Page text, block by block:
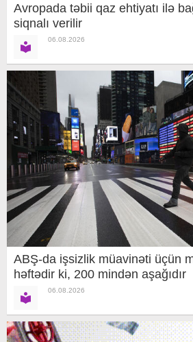
Avropada təbii qaz ehtiyatı ilə
siqnalı verilir
06.08.2026
ABŞ-da işsizlik müavinəti üçün
həftədir ki, 200 mindən aşağıdır
06.08.2026